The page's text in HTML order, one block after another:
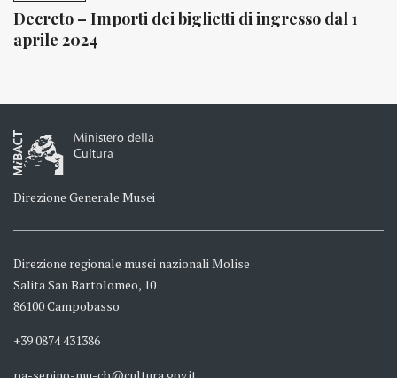
Decreto – Importi dei biglietti di ingresso dal 1
aprile 2024
Ministero della
Cultura
Direzione Generale Musei
Direzione regionale musei nazionali Molise
Salita San Bartolomeo, 10
86100 Campobasso
+39 0874 431386